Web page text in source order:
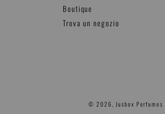
Boutique
Trova un negozio
© 2026, Jusbox Perfumes